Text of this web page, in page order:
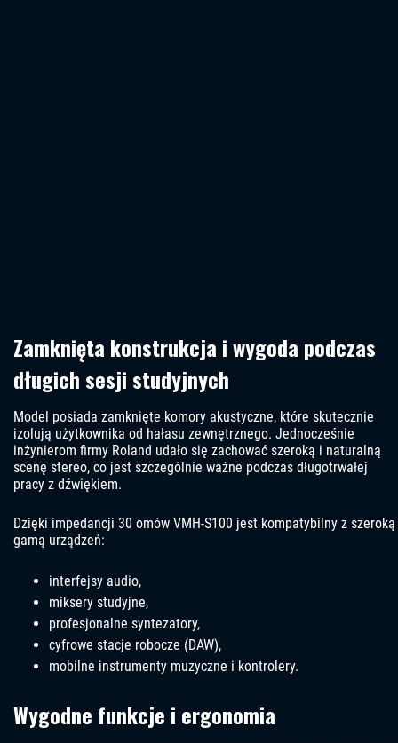
Zamknięta konstrukcja i wygoda podczas
długich sesji studyjnych
Model posiada zamknięte komory akustyczne, które skutecznie
izolują użytkownika od hałasu zewnętrznego. Jednocześnie
inżynierom firmy Roland udało się zachować szeroką i naturalną
scenę stereo, co jest szczególnie ważne podczas długotrwałej
pracy z dźwiękiem.
Dzięki impedancji 30 omów VMH-S100 jest kompatybilny z szeroką
gamą urządzeń:
interfejsy audio,
miksery studyjne,
profesjonalne syntezatory,
cyfrowe stacje robocze (DAW),
mobilne instrumenty muzyczne i kontrolery.
Wygodne funkcje i ergonomia